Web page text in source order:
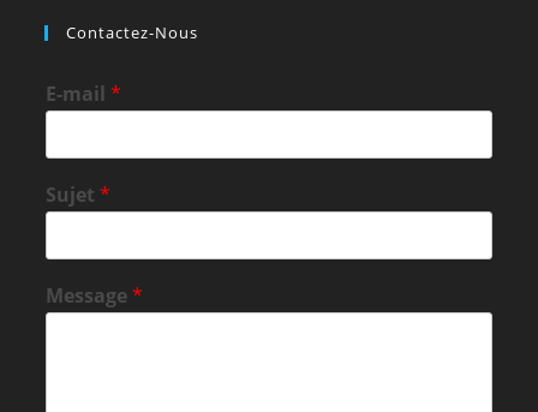
Contactez-Nous
E-mail*
Sujet*
Message*